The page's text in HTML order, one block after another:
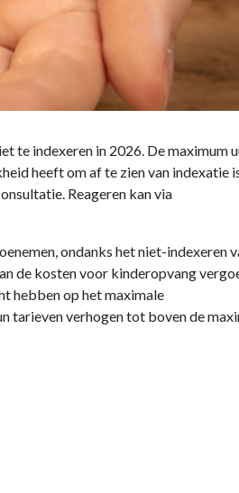
te indexeren in 2026. De maximum
heeft om af te zien van indexatie
Reageren kan via
ondanks het niet-indexeren
de kosten voor kinderopvang
hebben op het maximale
tarieven verhogen tot boven de